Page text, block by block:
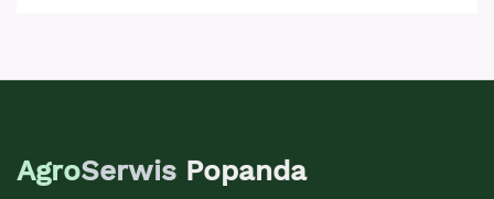
AgroSerwis Popanda